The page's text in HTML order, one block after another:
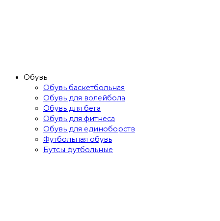
Обувь
Обувь баскетбольная
Обувь для волейбола
Обувь для бега
Обувь для фитнеса
Обувь для единоборств
Футбольная обувь
Бутсы футбольные